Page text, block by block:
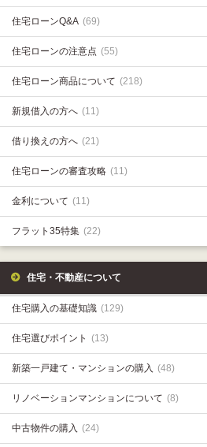
住宅ローンQ&A (69)
住宅ローンの注意点 (55)
住宅ローン商品について (218)
新規借入の方へ (11)
借り換えの方へ (21)
住宅ローンの審査攻略 (11)
金利について (11)
フラット35特集 (22)
住宅・不動産について
住宅購入の基礎知識 (129)
住宅選びポイント (13)
新築一戸建て・マンションの購入 (48)
リノベーションマンションについて (8)
中古物件の購入 (24)